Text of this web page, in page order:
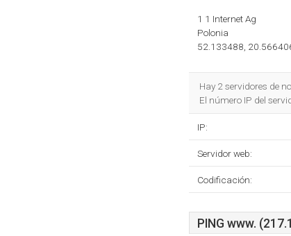
1 1 Internet Ag
Polonia
52.133488,
Hay 2 servidores de
El número IP del
IP:
Servidor web:
Codificación:
PING www.